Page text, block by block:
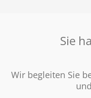
Tipps für Privatverkäufer
Sie
Wir begleiten Sie